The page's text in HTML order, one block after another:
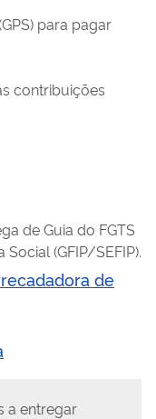
para pagar
contribuições
de Guia do FGTS
(GFIP/SEFIP).
de
a entregar